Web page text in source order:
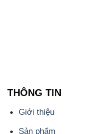
THÔNG TIN
Giới thiệu
Sản phẩm